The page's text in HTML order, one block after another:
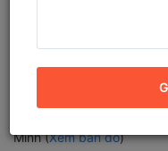
Khách sạn
84A Bùi Thị
Minh (Xem bản đồ)